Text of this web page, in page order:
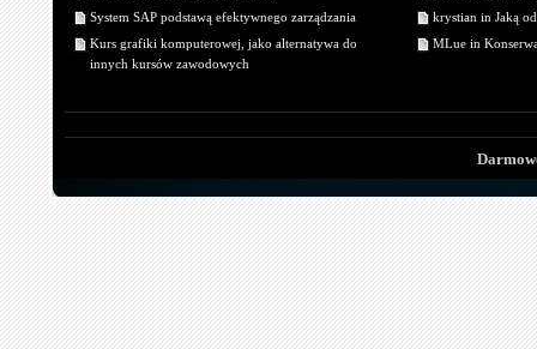
System SAP podstawą efektywnego zarządzania
Kurs grafiki komputerowej, jako alternatywa do
innych kursów zawodowych
krystian in Jaką
MLue in